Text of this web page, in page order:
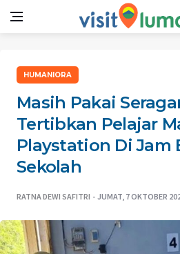
HUMANIORA
Masih Pakai
Tertibkan Pelajar
Playstation Di Jam
Sekolah
RATNA DEWI SAFITRI JUMAT, 7 OKTOBER